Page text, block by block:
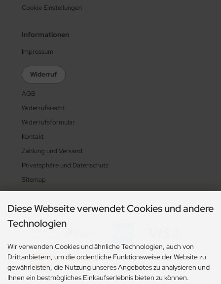
Cookie Einstellungen
Informationen
Impressum
Widerruf
AGB
Widerrufsrecht
Widerrufsformular
Kontakt
Zahlung und Versand
Privatsphäre und Datenschutz
Sitemap
Zahlungsarten
Diese Webseite verwendet Cookies und andere
Technologien
Wir verwenden Cookies und ähnliche Technologien, auch von
Drittanbietern, um die ordentliche Funktionsweise der Website zu
gewährleisten, die Nutzung unseres Angebotes zu analysieren und
Ihnen ein bestmögliches Einkaufserlebnis bieten zu können.